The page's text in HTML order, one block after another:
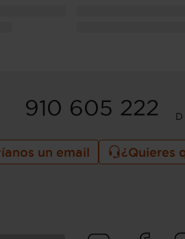
910 605 222
un email ¿Quieres